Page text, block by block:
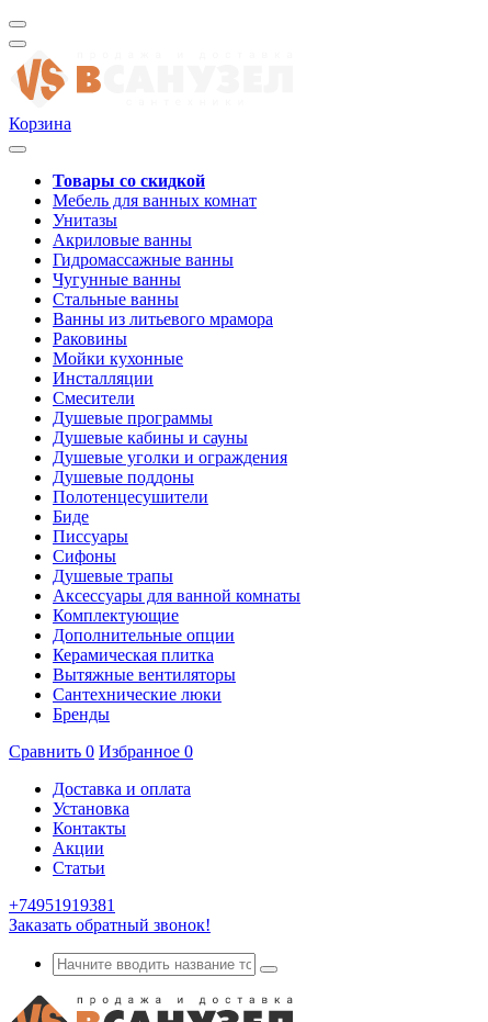
Корзина
Товары со скидкой
Мебель для ванных комнат
Унитазы
Акриловые ванны
Гидромассажные ванны
Чугунные ванны
Стальные ванны
Ванны из литьевого мрамора
Раковины
Мойки кухонные
Инсталляции
Смесители
Душевые программы
Душевые кабины и сауны
Душевые уголки и ограждения
Душевые поддоны
Полотенцесушители
Биде
Писсуары
Сифоны
Душевые трапы
Аксессуары для ванной комнаты
Комплектующие
Дополнительные опции
Керамическая плитка
Вытяжные вентиляторы
Сантехнические люки
Бренды
Сравнить 0 Избранное 0
Доставка и оплата
Установка
Контакты
Акции
Статьи
+74951919381
Заказать обратный звонок!